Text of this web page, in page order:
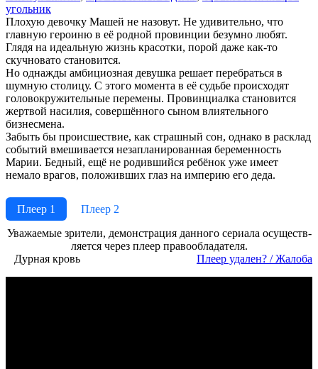
уголь­ник
Плохую девочку Машей не назовут. Не удивительно, что
главную героиню в её родной провинции безумно любят.
Глядя на идеальную жизнь красотки, порой даже как-то
скучновато становится.
Но однажды амбициозная девушка решает перебраться в
шумную столицу. С этого момента в её судьбе происходят
головокружительные перемены. Провинциалка становится
жертвой насилия, совершённого сыном влиятельного
бизнесмена.
Забыть бы происшествие, как страшный сон, однако в расклад
событий вмешивается незапланированная беременность
Марии. Бедный, ещё не родившийся ребёнок уже имеет
немало врагов, положивших глаз на империю его деда.
Плеер 1
Плеер 2
Ува­жае­мые зри­те­ли, де­мон­ст­ра­ция дан­но­го се­риа­ла осу­ще­ст­в­
ля­ет­ся че­рез пле­ер пра­во­об­ла­да­те­ля.
Дурная кровь
Пле­ер уда­лен? / Жа­ло­ба